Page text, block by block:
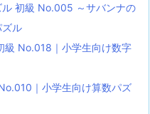
ル 初級 No.005 ～サバンナの
ズル
級 No.018｜小学生向け数字
｜小学生向け算数パズ